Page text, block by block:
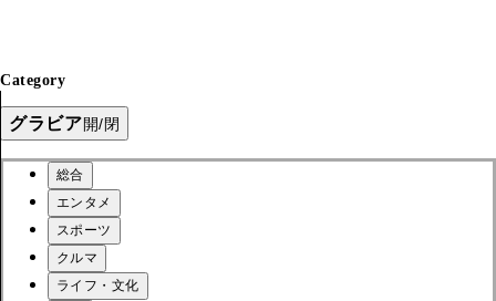
Category
グラビア開/閉
総合
エンタメ
スポーツ
クルマ
ライフ・文化